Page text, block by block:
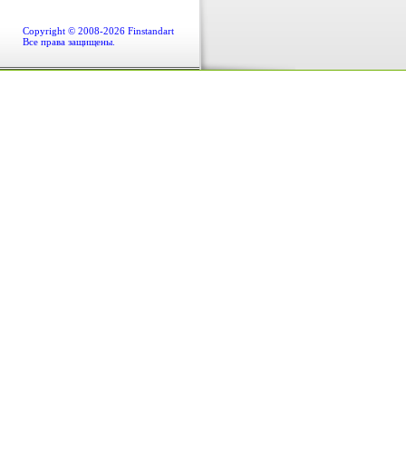
Copyright © 2008-2026 Finstandart
Все права защищены.